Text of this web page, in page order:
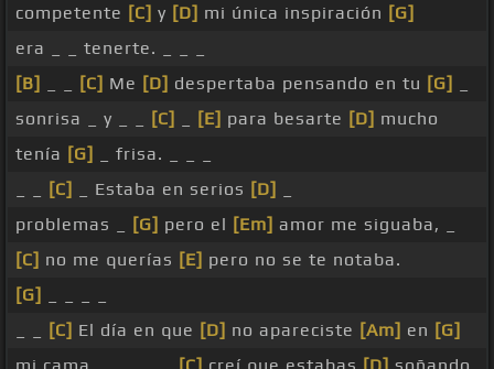
competente [C] y [D] mi única inspiración [G]
era _ _ tenerte. _ _ _
[B]
[C] Me [D] despertaba pensando en tu [G]
sonrisa _ y _ _
[C] [E] para besarte [D] mucho
tenía [G]
_ frisa. _ _ _
[C] _ Estaba en serios [D]
problemas _
[G] pero el [Em] amor me siguaba, _
[C] no me querías [E] pero no se te notaba.
[G]
[C] El día en que [D] no apareciste [Am] en [G]